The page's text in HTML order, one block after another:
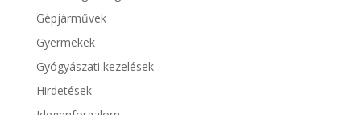
Gépjárművek
Gyermekek
Gyógyászati kezelések
Hirdetések